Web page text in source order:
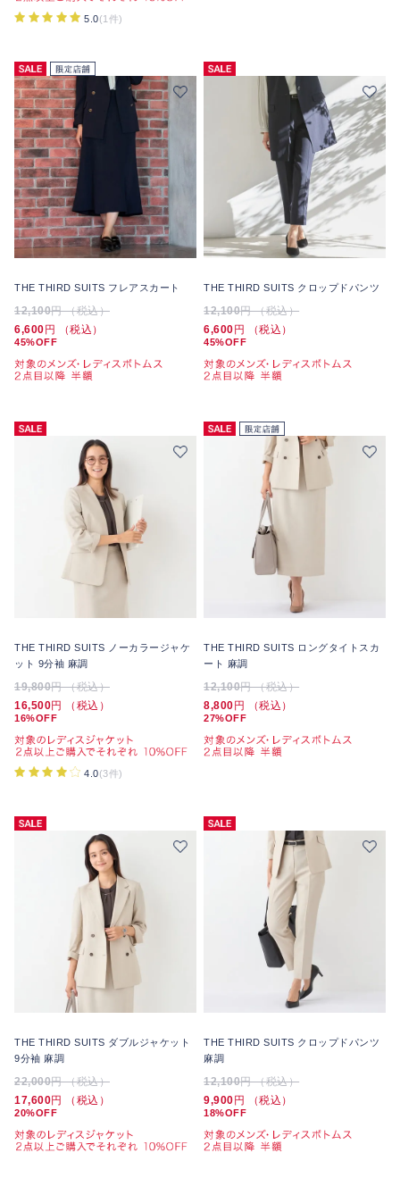
5.0(1件)
THE THIRD SUITS フレアスカート
12,100円 （税込）
6,600 円 （税込）
45%OFF
THE THIRD SUITS クロップドパンツ
12,100円 （税込）
6,600 円 （税込）
45%OFF
THE THIRD SUITS ノーカラージャケ
ット 9分袖 麻調
19,800円 （税込）
16,500円 （税込）
16%OFF
4.0(3件)
THE THIRD SUITS ロングタイトスカ
ート 麻調
12,100円 （税込）
8,800 円 （税込）
27%OFF
THE THIRD SUITS ダブルジャケット
9分袖 麻調
22,000円 （税込）
17,600円 （税込）
20%OFF
THE THIRD SUITS クロップドパンツ
麻調
12,100円 （税込）
9,900 円 （税込）
18%OFF